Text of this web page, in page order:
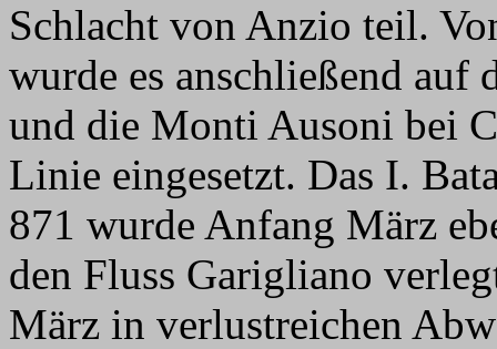
Schlacht von Anzio teil.
wurde es anschließend
und die Monti Ausoni bei
Linie eingesetzt. Das I.
871 wurde Anfang März
den Fluss Garigliano
März in verlustreichen